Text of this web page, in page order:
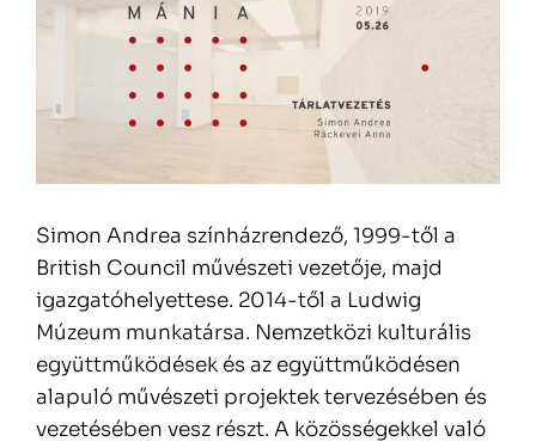
Simon Andrea színházrendező, 1999-től a
British Council művészeti vezetője, majd
igazgatóhelyettese. 2014-től a Ludwig
Múzeum munkatársa. Nemzetközi kulturális
együttműködések és az együttműködésen
alapuló művészeti projektek tervezésében és
vezetésében vesz részt. A közösségekkel való